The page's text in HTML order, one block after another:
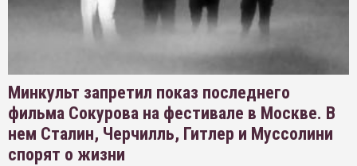
Минкульт запретил показ последнего
фильма Сокурова на фестивале в Москве. В
нем Сталин, Черчилль, Гитлер и Муссолини
спорят о жизни